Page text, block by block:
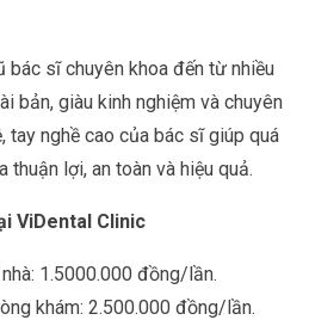
sĩ chuyên khoa đến từ nhiều
bản, giàu kinh nghiệm và chuyên
tay nghề cao của bác sĩ giúp quá
thuận lợi, an toàn và hiệu quả.
ViDental Clinic
1.5000.000 đồng/lần.
khám: 2.500.000 đồng/lần.